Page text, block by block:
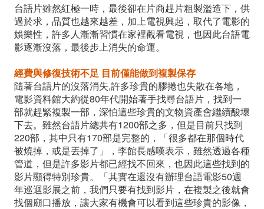
台語片雖然紅極一時，最後卻在片商趕片粗製濫造下，供
過於求，品質也越來越差，加上電視興起，取代了電影的
娛樂性，許多人漸漸習慣在家裡觀看電視，也因此台語電
影逐漸沒落，最後步上消失的命運。
經費與修復技術不足 目前僅能做到複製保存
隨著台語片的沒落消失,許多珍貴的膠捲也失散在各地，
電影資料館大約從80年代開始著手找尋台語片，找到一
部就趕緊複製一部，深怕這些珍貴的文物資產會繼續酸壞
下去。雖然台語片總共有1200部之多，但是目前只找到
220部，其中只有170部是完整的，「很多都在那個時代
被燒掉，或是丟掉了」，李館長感嘆表示，雖然透過各種
管道，但是許多影片都已經找不回來，也因此這些找到的
影片顯得特別珍貴。「其實在還沒有辦理台語電影50週
年巡迴影展之前，我們只要有找到影片，在複製之後就會
找個廟口播放，讓大家有機會可以看到這些珍貴的影像，